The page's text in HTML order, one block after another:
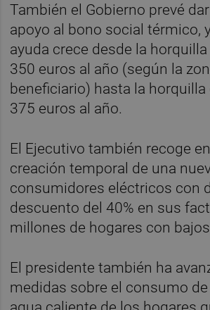
También el Gobierno prevé
apoyo al bono social térmico,
ayuda crece desde la
350 euros al año (según la
beneficiario) hasta la horquilla
375 euros al año.
El Ejecutivo también recoge
creación temporal de una
consumidores eléctricos con
descuento del 40% en sus
millones de hogares con
El presidente también ha
medidas sobre el consumo